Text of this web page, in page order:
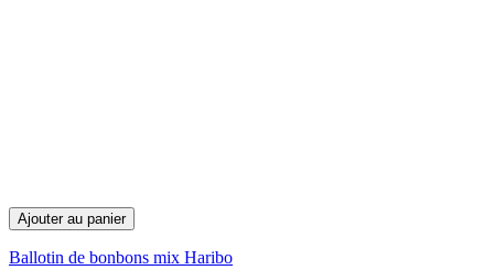
Ajouter au panier
Ballotin de bonbons mix Haribo